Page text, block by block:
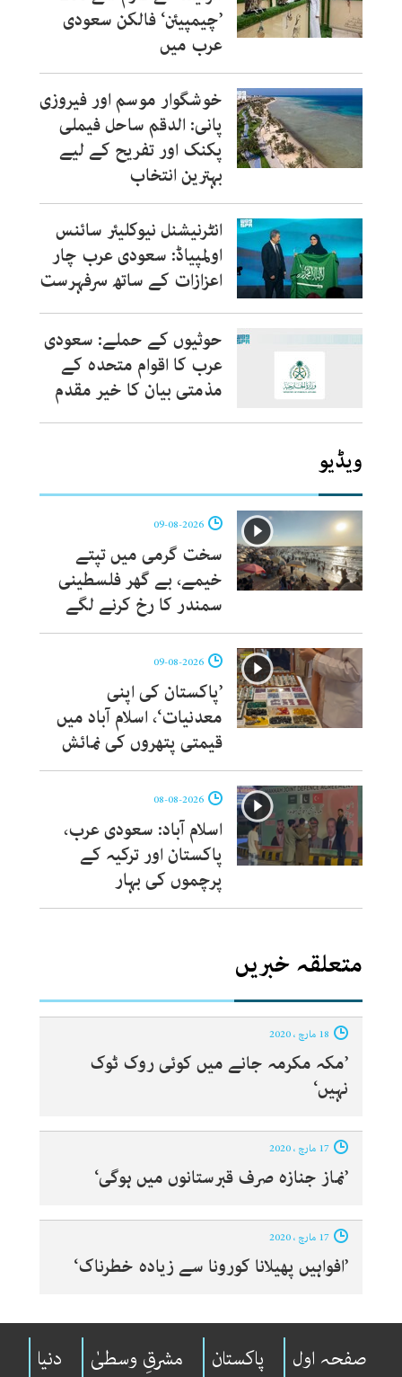
’چیمپیئن‘ فالکن سعودی
عرب میں
خوشگوار موسم اور فیروزی
پانی: الدقم ساحل فیملی
پکنک اور تفریح کے لیے
بہترین انتخاب
انٹرنیشنل نیوکلیئر سائنس
اولمپیاڈ: سعودی عرب چار
اعزازات کے ساتھ سرفہرست
حوثیوں کے حملے: سعودی
عرب کا اقوام متحدہ کے
مذمتی بیان کا خیر مقدم
ویڈیو
سخت گرمی میں تپتے
خیمے، بے گھر فلسطینی
سمندر کا رخ کرنے لگے
’پاکستان کی اپنی
معدنیات‘، اسلام آباد میں
قیمتی پتھروں کی نمائش
اسلام آباد: سعودی عرب،
پاکستان اور ترکیہ کے
پرچموں کی بہار
متعلقہ خبریں
’مکہ مکرمہ جانے میں کوئی روک ٹوک
نہیں‘
’نماز جنازہ صرف قبرستانوں میں ہوگی‘
’افواہیں پھیلانا کورونا سے زیادہ خطرناک‘
صفحہ اول پاکستان مشرقِ وسطیٰ دنیا